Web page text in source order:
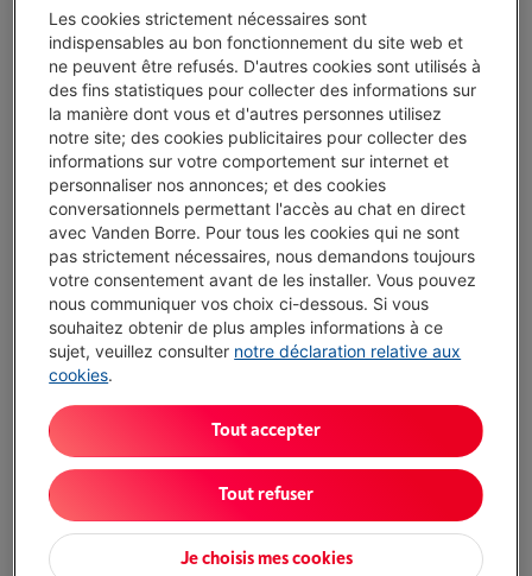
Protégez votre appareil avec nos services
4 ans de garantie avec Smart Repair € 35,00
2 ansde garantie Toujours inclus
Livré demain-Voir le stock
€ 297,00
Oupayer par mois- Simulation
Attention, emprunter de l'argent coûte aussi de l'argent.
Moins de 5 en stock, commandez vite !
J'achète
Comparer
Les cookies strictement nécessaires sont
indispensables au bon fonctionnement du site web et
ne peuvent être refusés. D'autres cookies sont utilisés à
des fins statistiques pour collecter des informations sur
la manière dont vous et d'autres personnes utilisez
notre site; des cookies publicitaires pour collecter des
informations sur votre comportement sur internet et
personnaliser nos annonces; et des cookies
conversationnels permettant l'accès au chat en direct
avec Vanden Borre. Pour tous les cookies qui ne sont
pas strictement nécessaires, nous demandons toujours
votre consentement avant de les installer. Vous pouvez
nous communiquer vos choix ci-dessous. Si vous
souhaitez obtenir de plus amples informations à ce
sujet, veuillez consulter notre déclaration relative aux
cookies.
Je choisis mes cookies
Tout refuser
Tout accepter